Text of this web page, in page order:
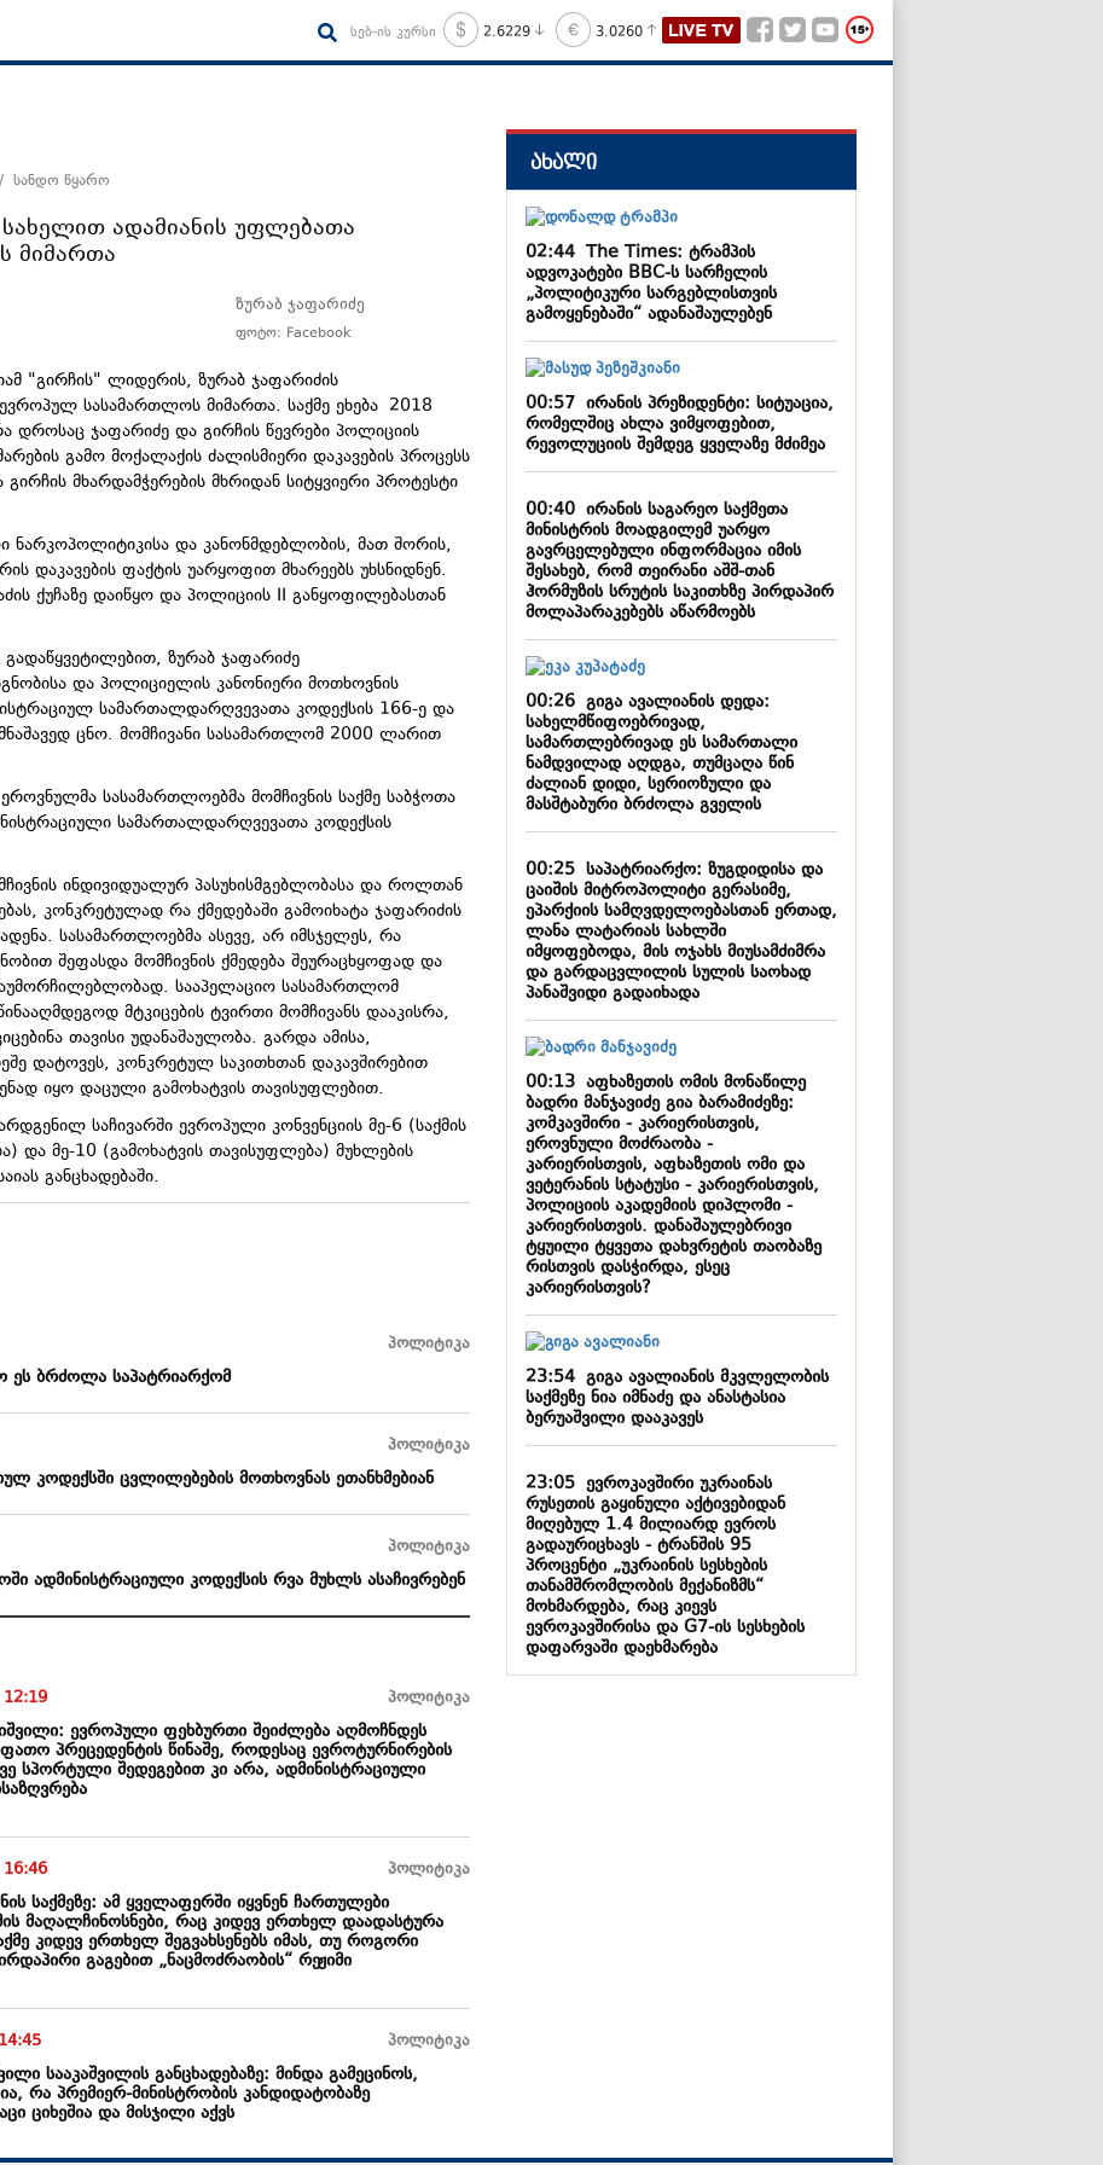
სებ-ის კურსი 2.6229 3.0260
/ სანდო წყარო
სახელით ადამიანის უფლებათა
მიმართა
ზურაბ ჯაფარიძე
ფოტო: Facebook
"გირჩის" ლიდერის, ზურაბ ჯაფარიძის
სასამართლოს მიმართა. საქმე ეხება 2018
დროსაც ჯაფარიძე და გირჩის წევრები პოლიციის
გამო მოქალაქის ძალისმიერი დაკავების პროცესს
მხარდამჭერების მხრიდან სიტყვიერი პროტესტი
ნარკოპოლიტიკისა და კანონმდებლობის, მათ შორის,
დაკავების ფაქტის უარყოფით მხარეებს უხსნიდნენ.
ქუჩაზე დაიწყო და პოლიციის II განყოფილებასთან
ზურაბ ჯაფარიძე
და პოლიციელის კანონიერი მოთხოვნის
სამართალდარღვევათა კოდექსის 166-ე და
ცნო. მომჩივანი სასამართლომ 2000 ლარით
სასამართლოებმა მომჩივნის საქმე საბჭოთა
სამართალდარღვევათა კოდექსის
ინდივიდუალურ პასუხისმგებლობასა და როლთან
კონკრეტულად რა ქმედებაში გამოიხატა ჯაფარიძის
სასამართლოებმა ასევე, არ იმსჯელეს, რა
შეფასდა მომჩივნის ქმედება შეურაცხყოფად და
სააპელაციო სასამართლომ
მტკიცების ტვირთი მომჩივანს დააკისრა,
თავისი უდანაშაულობა. გარდა ამისა,
დატოვეს, კონკრეტულ საკითხთან დაკავშირებით
იყო დაცული გამოხატვის თავისუფლებით.
საჩივარში ევროპული კონვენციის მე-6 (საქმის
და მე-10 (გამოხატვის თავისუფლება) მუხლების
განცხადებაში.
პოლიტიკა
ეს ბრძოლა საპატრიარქომ
პოლიტიკა
კოდექსში ცვლილებების მოთხოვნას ეთანხმებიან
პოლიტიკა
ადმინისტრაციული კოდექსის რვა მუხლს ასაჩივრებენ
12:19 პოლიტიკა
ევროპული ფეხბურთი შეიძლება აღმოჩნდეს
პრეცედენტის წინაშე, როდესაც ევროტურნირების
სპორტული შედეგებით კი არა, ადმინისტრაციული
16:46 პოლიტიკა
საქმეზე: ამ ყველაფერში იყვნენ ჩართულები
მაღალჩინოსნები, რაც კიდევ ერთხელ დაადასტურა
კიდევ ერთხელ შეგვახსენებს იმას, თუ როგორი
გაგებით „ნაცმოძრაობის“ რეჟიმი
14:45 პოლიტიკა
სააკაშვილის განცხადებაზე: მინდა გამეცინოს,
რა პრემიერ-მინისტრობის კანდიდატობაზე
ციხეშია და მისჯილი აქვს
ახალი
02:44The Times: ტრამპის
ადვოკატები BBC-ს სარჩელის
„პოლიტიკური სარგებლისთვის
გამოყენებაში“ ადანაშაულებენ
00:57ირანის პრეზიდენტი: სიტუაცია,
რომელშიც ახლა ვიმყოფებით,
რევოლუციის შემდეგ ყველაზე მძიმეა
00:40ირანის საგარეო საქმეთა
მინისტრის მოადგილემ უარყო
გავრცელებული ინფორმაცია იმის
შესახებ, რომ თეირანი აშშ-თან
ჰორმუზის სრუტის საკითხზე პირდაპირ
მოლაპარაკებებს აწარმოებს
00:26გიგა ავალიანის დედა:
სახელმწიფოებრივად,
სამართლებრივად ეს სამართალი
ნამდვილად აღდგა, თუმცაღა წინ
ძალიან დიდი, სერიოზული და
მასშტაბური ბრძოლა გველის
00:25საპატრიარქო: ზუგდიდისა და
ცაიშის მიტროპოლიტი გერასიმე,
ეპარქიის სამღვდელოებასთან ერთად,
ლანა ლატარიას სახლში
იმყოფებოდა, მის ოჯახს მიუსამძიმრა
და გარდაცვლილის სულის საოხად
პანაშვიდი გადაიხადა
00:13აფხაზეთის ომის მონაწილე
ბადრი მანჯავიძე გია ბარამიძეზე:
კომკავშირი - კარიერისთვის,
ეროვნული მოძრაობა -
კარიერისთვის, აფხაზეთის ომი და
ვეტერანის სტატუსი - კარიერისთვის,
პოლიციის აკადემიის დიპლომი -
კარიერისთვის. დანაშაულებრივი
ტყუილი ტყვეთა დახვრეტის თაობაზე
რისთვის დასჭირდა, ესეც
კარიერისთვის?
23:54გიგა ავალიანის მკვლელობის
საქმეზე ნია იმნაძე და ანასტასია
ბერუაშვილი დააკავეს
23:05ევროკავშირი უკრაინას
რუსეთის გაყინული აქტივებიდან
მიღებულ 1.4 მილიარდ ევროს
გადაურიცხავს - ტრანშის 95
პროცენტი „უკრაინის სესხების
თანამშრომლობის მექანიზმს“
მოხმარდება, რაც კიევს
ევროკავშირისა და G7-ის სესხების
დაფარვაში დაეხმარება